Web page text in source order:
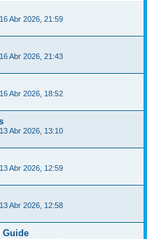
16 Abr 2026, 21:59
16 Abr 2026, 21:43
16 Abr 2026, 18:52
13 Abr 2026, 13:10
13 Abr 2026, 12:59
13 Abr 2026, 12:58
Guide